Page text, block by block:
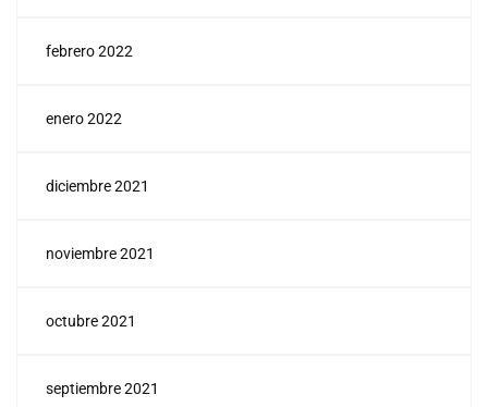
febrero 2022
enero 2022
diciembre 2021
noviembre 2021
octubre 2021
septiembre 2021